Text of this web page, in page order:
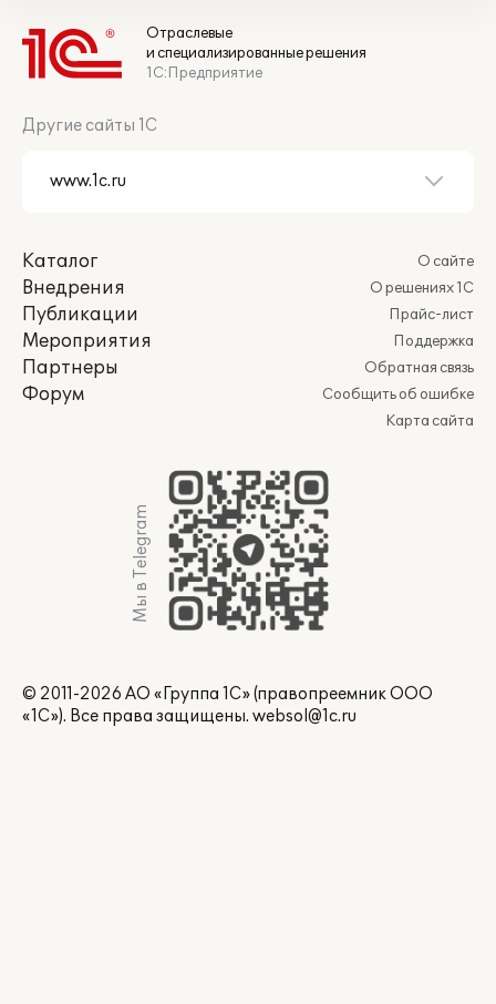
Отраслевые
и специализированные решения
1С:Предприятие
Другие сайты 1С
Каталог
Внедрения
Публикации
Мероприятия
Партнеры
Форум
О сайте
О решениях 1С
Прайс-лист
Поддержка
Обратная связь
Сообщить об ошибке
Карта сайта
Мы в Telegram
© 2011-2026 АО «Группа 1С» (правопреемник ООО
«1С»). Все права защищены. websol@1c.ru